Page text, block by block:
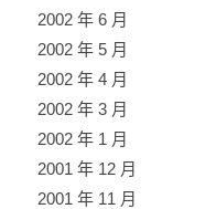
2002 年 6 月
2002 年 5 月
2002 年 4 月
2002 年 3 月
2002 年 1 月
2001 年 12 月
2001 年 11 月